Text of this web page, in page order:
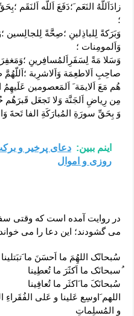
زادَاَللّهُ النَعَم َ؛دَفَعَ اَللّه اَلنَقَم
؛
وَبَرَکةً لِلباذِلينِ ؛صِحََّةً
وَاَلمومِنات ؛
وَسَلا مَةً لِسَفَرِاَلمُسافِرينِ
صاحِبِ اَلاطعِمَة وَاَلاشرِبة
هُم مَعَ اَلايمَة َ اَلمَعصومين
مِن رِياضِ اَلجَنَّة وَلا تَجعَل قَبرَهُم
وَ بِحَقِّ سورَةِ المُبارَکَةِ الفا تَحةَ
اینم ببین: دعای پرخیر و
روزی و اموال
در روايت آمده است که وقتی
می گشودند؛ اين دعا را می
سُبحانًک اللهُِمَ ما اَحسَنَ ما َتبَتلينا
ُسبحانَک ما اَکثََرَ ما تُعطِينا
سُبحانَکَ ما َاکثَر ما تُعافِينا
اللهم َاوسِع عَلينا و عَلی
و المُسلِماتِ